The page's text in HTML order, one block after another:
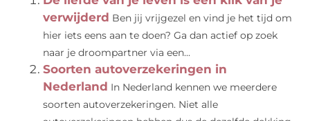
verwijderd Ben jij vrijgezel en vind je het tijd om
hier iets eens aan te doen? Ga dan actief op zoek
naar je droompartner via een...
Soorten autoverzekeringen in
Nederland In Nederland kennen we meerdere
soorten autoverzekeringen. Niet alle